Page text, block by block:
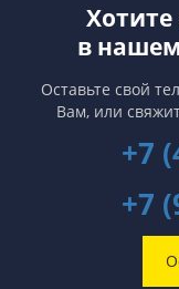
в
Оставьте свой
Вам, или
+7
+7